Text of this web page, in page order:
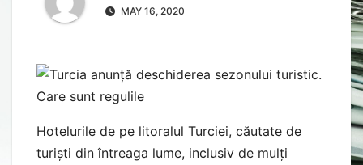
MAY 16, 2020
Hotelurile de pe litoralul Turciei, căutate de
turiști din întreaga lume, inclusiv de mulți